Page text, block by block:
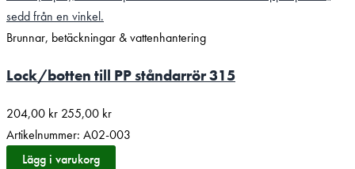
Brunnar, betäckningar & vattenhantering
Lock/botten till PP ståndarrör 315
204,00 kr 255,00 kr
Artikelnummer: A02-003
Lägg i varukorg